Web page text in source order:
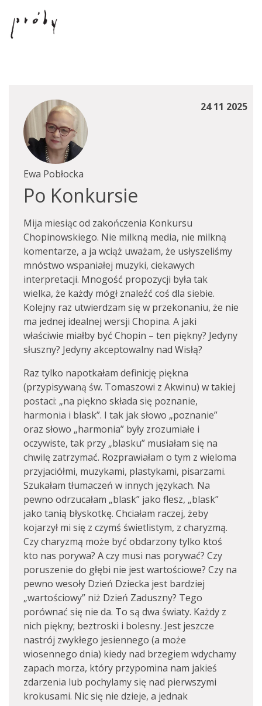
24 11 2025
Ewa Pobłocka
Po Konkursie
Mija miesiąc od zakończenia Konkursu
Chopinowskiego. Nie milkną media, nie milkną
komentarze, a ja wciąż uważam, że usłyszeliśmy
mnóstwo wspaniałej muzyki, ciekawych
interpretacji. Mnogość propozycji była tak
wielka, że każdy mógł znaleźć coś dla siebie.
Kolejny raz utwierdzam się w przekonaniu, że nie
ma jednej idealnej wersji Chopina. A jaki
właściwie miałby być Chopin – ten piękny? Jedyny
słuszny? Jedyny akceptowalny nad Wisłą?
Raz tylko napotkałam definicję piękna
(przypisywaną św. Tomaszowi z Akwinu) w takiej
postaci: „na piękno składa się poznanie,
harmonia i blask”. I tak jak słowo „poznanie”
oraz słowo „harmonia” były zrozumiałe i
oczywiste, tak przy „blasku” musiałam się na
chwilę zatrzymać. Rozprawiałam o tym z wieloma
przyjaciółmi, muzykami, plastykami, pisarzami.
Szukałam tłumaczeń w innych językach. Na
pewno odrzucałam „blask” jako flesz, „blask”
jako tanią błyskotkę. Chciałam raczej, żeby
kojarzył mi się z czymś świetlistym, z charyzmą.
Czy charyzmą może być obdarzony tylko ktoś
kto nas porywa? A czy musi nas porywać? Czy
poruszenie do głębi nie jest wartościowe? Czy na
pewno wesoły Dzień Dziecka jest bardziej
„wartościowy” niż Dzień Zaduszny? Tego
porównać się nie da. To są dwa światy. Każdy z
nich piękny; beztroski i bolesny. Jest jeszcze
nastrój zwykłego jesiennego (a może
wiosennego dnia) kiedy nad brzegiem wdychamy
zapach morza, który przypomina nam jakieś
zdarzenia lub pochylamy się nad pierwszymi
krokusami. Nic się nie dzieje, a jednak